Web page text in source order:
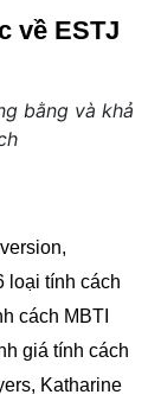
về ESTJ
bằng và khả
loại tính cách
cách MBTI
giá tính cách
Katharine